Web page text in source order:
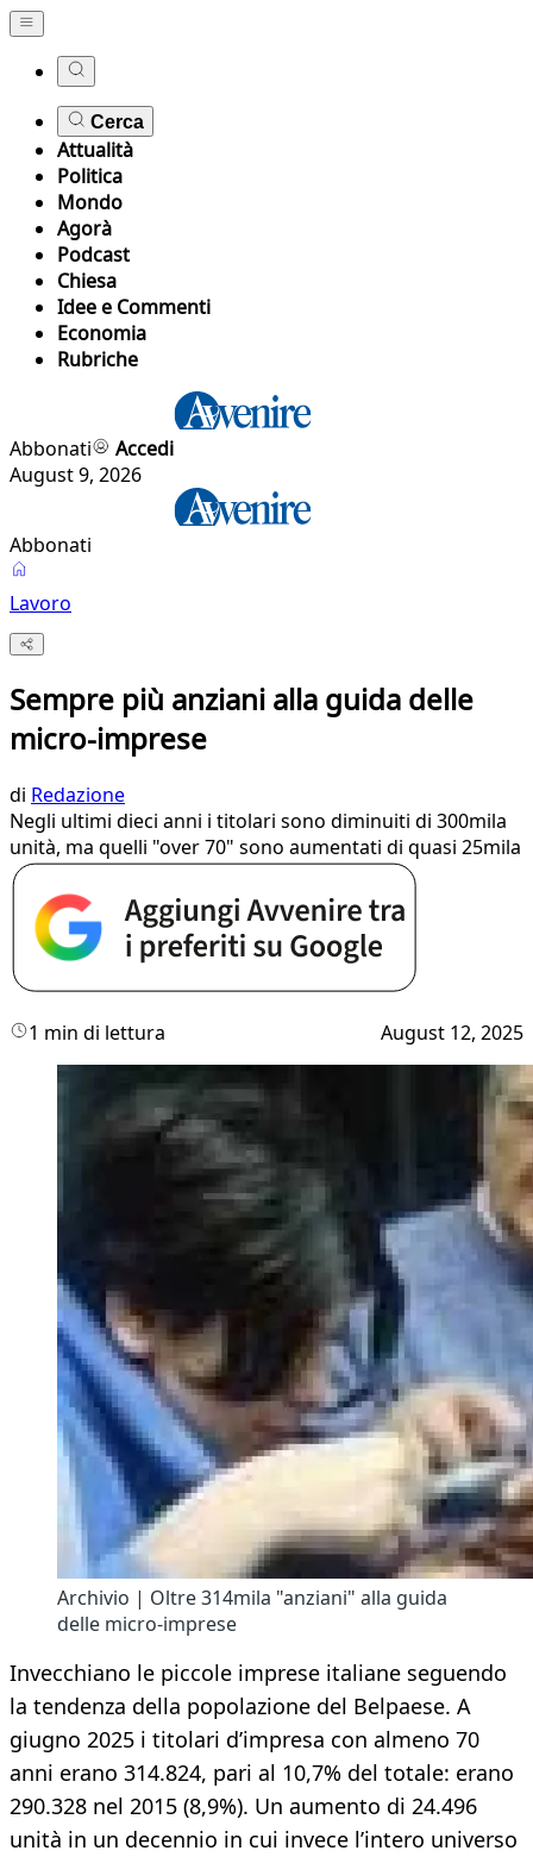
Cerca
Attualità
Politica
Mondo
Agorà
Podcast
Chiesa
Idee e Commenti
Economia
Rubriche
Abbonati
Accedi
August 9, 2026
Abbonati
Lavoro
Sempre più anziani alla guida delle
micro-imprese
di Redazione
Negli ultimi dieci anni i titolari sono diminuiti di 300mila
unità, ma quelli "over 70" sono aumentati di quasi 25mila
1 min di lettura August 12, 2025
Archivio | Oltre 314mila "anziani" alla guida
delle micro-imprese
Invecchiano le piccole imprese italiane seguendo
la tendenza della popolazione del Belpaese. A
giugno 2025 i titolari d’impresa con almeno 70
anni erano 314.824, pari al 10,7% del totale: erano
290.328 nel 2015 (8,9%). Un aumento di 24.496
unità in un decennio in cui invece l’intero universo